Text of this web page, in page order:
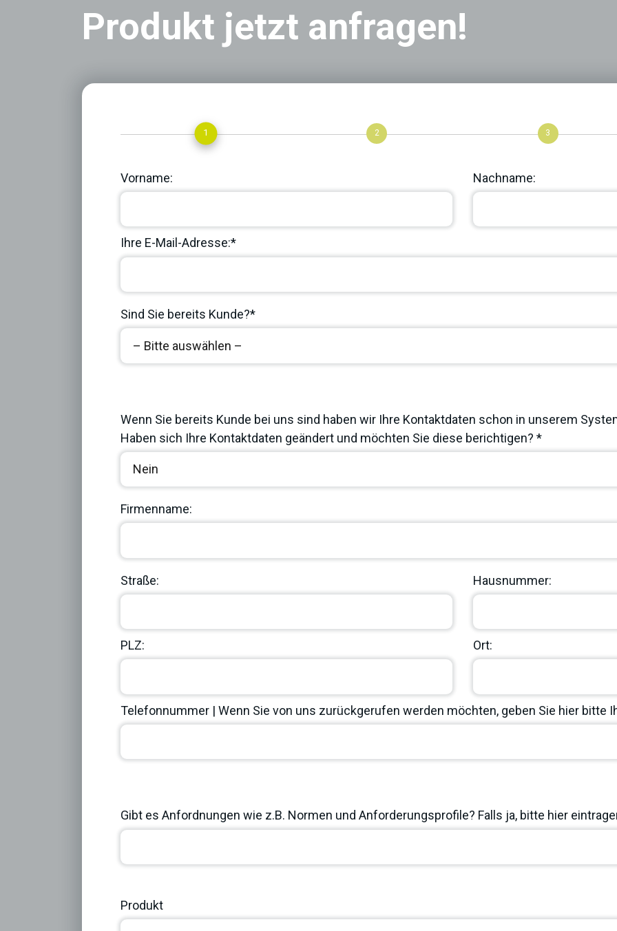
Produkt jetzt anfragen!
1 2 3
Vorname: Nachname:
Ihre E-Mail-Adresse:*
Sind Sie bereits Kunde?*
Wenn Sie bereits Kunde bei uns sind haben wir Ihre Kontaktdaten schon in unserem
Haben sich Ihre Kontaktdaten geändert und möchten Sie diese berichtigen? *
Firmenname:
Straße: Hausnummer:
PLZ: Ort:
Telefonnummer | Wenn Sie von uns zurückgerufen werden möchten, geben Sie hier bitte
Gibt es Anfordnungen wie z.B. Normen und Anforderungsprofile? Falls ja, bitte hier
Produkt